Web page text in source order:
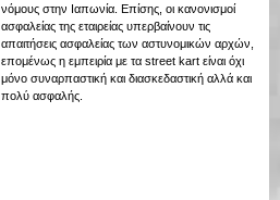
νόμους στην Ιαπωνία. Επίσης, οι κανονισμοί
ασφαλείας της εταιρείας υπερβαίνουν τις
απαιτήσεις ασφαλείας των αστυνομικών αρχών,
επομένως η εμπειρία με τα street kart είναι όχι
μόνο συναρπαστική και διασκεδαστική αλλά και
πολύ ασφαλής.